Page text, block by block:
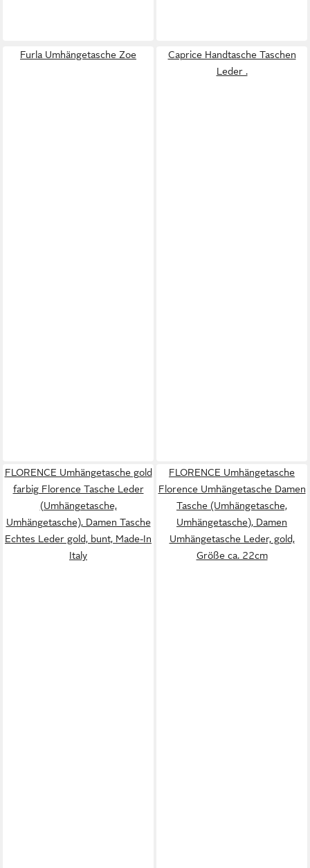
Furla Umhängetasche Zoe
Caprice Handtasche Taschen
Leder .
FLORENCE Umhängetasche gold
farbig Florence Tasche Leder
(Umhängetasche,
Umhängetasche), Damen Tasche
Echtes Leder gold, bunt, Made-In
Italy
FLORENCE Umhängetasche
Florence Umhängetasche Damen
Tasche (Umhängetasche,
Umhängetasche), Damen
Umhängetasche Leder, gold,
Größe ca. 22cm